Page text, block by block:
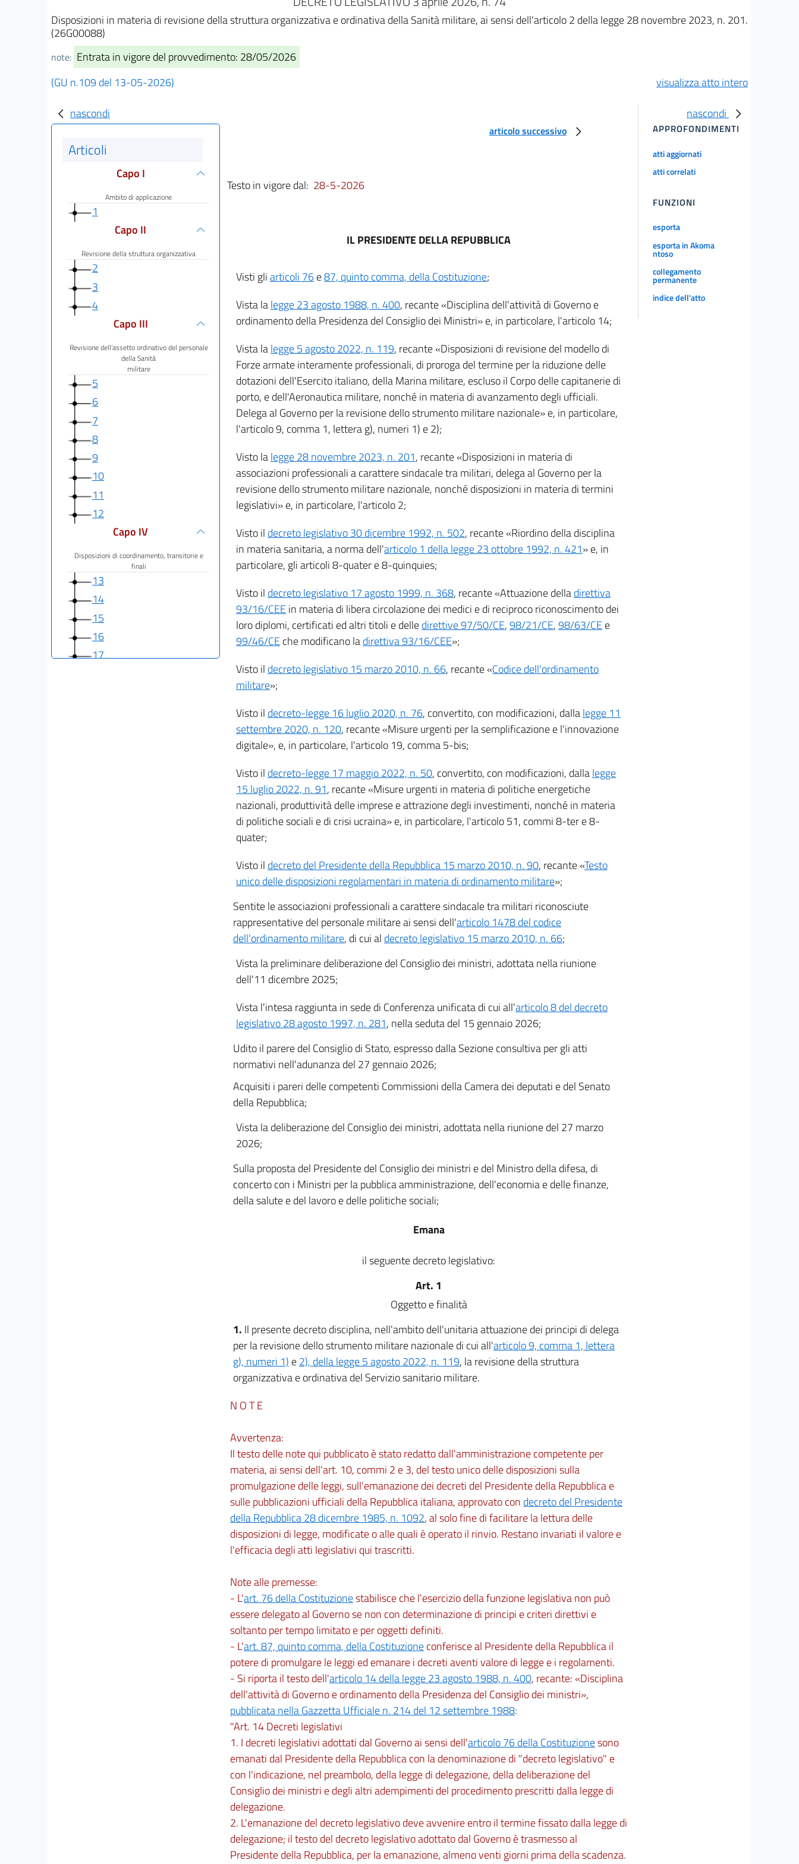
Disposizioni in materia di revisione della struttura organizzativa e ordinativa della Sanità militare, ai sensi dell'articolo 2 della legge 28 novembre 2023, n. 201.
(26G00088)
note: Entrata in vigore del provvedimento: 28/05/2026
(GU n.109 del 13-05-2026)
visualizza atto intero
nascondi
Articoli
Capo I
Ambito di applicazione
1
Capo II
Revisione della struttura organizzativa
2
3
4
Capo III
Revisione dell'assetto ordinativo del personale
della Sanità
militare
5
6
7
8
9
10
11
12
Capo IV
Disposizioni di coordinamento, transitorie e
finali
13
14
15
16
17
articolo successivo
Testo in vigore dal: 28-5-2026
IL PRESIDENTE DELLA REPUBBLICA
Visti gliarticoli 76e87, quinto comma, della Costituzione;
Vista lalegge 23 agosto 1988, n. 400, recante «Disciplina dell'attività di Governo e
ordinamento della Presidenza del Consiglio dei Ministri» e, in particolare, l'articolo 14;
Vista lalegge 5 agosto 2022, n. 119, recante «Disposizioni di revisione del modello di
Forze armate interamente professionali, di proroga del termine per la riduzione delle
dotazioni dell'Esercito italiano, della Marina militare, escluso il Corpo delle capitanerie di
porto, e dell'Aeronautica militare, nonché in materia di avanzamento degli ufficiali.
Delega al Governo per la revisione dello strumento militare nazionale» e, in particolare,
l'articolo 9, comma 1, lettera g), numeri 1) e 2);
Visto lalegge 28 novembre 2023, n. 201, recante «Disposizioni in materia di
associazioni professionali a carattere sindacale tra militari, delega al Governo per la
revisione dello strumento militare nazionale, nonché disposizioni in materia di termini
legislativi» e, in particolare, l'articolo 2;
Visto il decreto legislativo 30 dicembre 1992, n. 502, recante «Riordino della disciplina
in materia sanitaria, a norma dell'articolo 1 della legge 23 ottobre 1992, n. 421» e, in
particolare, gli articoli 8-quater e 8-quinquies;
Visto il decreto legislativo 17 agosto 1999, n. 368, recante «Attuazione delladirettiva
93/16/CEE in materia di libera circolazione dei medici e di reciproco riconoscimento dei
loro diplomi, certificati ed altri titoli e delledirettive 97/50/CE,98/21/CE,98/63/CE e
99/46/CE che modificano ladirettiva 93/16/CEE»;
Visto il decreto legislativo 15 marzo 2010, n. 66, recante «Codice dell'ordinamento
militare»;
Visto il decreto-legge 16 luglio 2020, n. 76, convertito, con modificazioni, dallalegge 11
settembre 2020, n. 120, recante «Misure urgenti per la semplificazione e l'innovazione
digitale», e, in particolare, l'articolo 19, comma 5-bis;
Visto il decreto-legge 17 maggio 2022, n. 50, convertito, con modificazioni, dallalegge
15 luglio 2022, n. 91, recante «Misure urgenti in materia di politiche energetiche
nazionali, produttività delle imprese e attrazione degli investimenti, nonché in materia
di politiche sociali e di crisi ucraina» e, in particolare, l'articolo 51, commi 8-ter e 8-
quater;
Visto il decreto del Presidente della Repubblica 15 marzo 2010, n. 90, recante «Testo
unico delle disposizioni regolamentari in materia di ordinamento militare»;
Sentite le associazioni professionali a carattere sindacale tra militari riconosciute
rappresentative del personale militare ai sensi dell'articolo 1478 del codice
dell'ordinamento militare, di cui al decreto legislativo 15 marzo 2010, n. 66;
Vista la preliminare deliberazione del Consiglio dei ministri, adottata nella riunione
dell'11 dicembre 2025;
Vista l'intesa raggiunta in sede di Conferenza unificata di cui all'articolo 8 del decreto
legislativo 28 agosto 1997, n. 281, nella seduta del 15 gennaio 2026;
Udito il parere del Consiglio di Stato, espresso dalla Sezione consultiva per gli atti
normativi nell'adunanza del 27 gennaio 2026;
Acquisiti i pareri delle competenti Commissioni della Camera dei deputati e del Senato
della Repubblica;
Vista la deliberazione del Consiglio dei ministri, adottata nella riunione del 27 marzo
2026;
Sulla proposta del Presidente del Consiglio dei ministri e del Ministro della difesa, di
concerto con i Ministri per la pubblica amministrazione, dell'economia e delle finanze,
della salute e del lavoro e delle politiche sociali;
Emana
il seguente decreto legislativo:
Art. 1
Oggetto e finalità
1. Il presente decreto disciplina, nell'ambito dell'unitaria attuazione dei principi di delega
per la revisione dello strumento militare nazionale di cui all'articolo 9, comma 1, lettera
g), numeri 1) e2), della legge 5 agosto 2022, n. 119, la revisione della struttura
organizzativa e ordinativa del Servizio sanitario militare.
N O T E
Avvertenza:
Il testo delle note qui pubblicato è stato redatto dall'amministrazione competente per
materia, ai sensi dell'art. 10, commi 2 e 3, del testo unico delle disposizioni sulla
promulgazione delle leggi, sull'emanazione dei decreti del Presidente della Repubblica e
sulle pubblicazioni ufficiali della Repubblica italiana, approvato con decreto del Presidente
della Repubblica 28 dicembre 1985, n. 1092, al solo fine di facilitare la lettura delle
disposizioni di legge, modificate o alle quali è operato il rinvio. Restano invariati il valore e
l'efficacia degli atti legislativi qui trascritti.
Note alle premesse:
- L'art. 76 della Costituzionestabilisce che l'esercizio della funzione legislativa non può
essere delegato al Governo se non con determinazione di principi e criteri direttivi e
soltanto per tempo limitato e per oggetti definiti.
- L'art. 87, quinto comma, della Costituzioneconferisce al Presidente della Repubblica il
potere di promulgare le leggi ed emanare i decreti aventi valore di legge e i regolamenti.
- Si riporta il testo dell'articolo 14 della legge 23 agosto 1988, n. 400, recante: «Disciplina
dell'attività di Governo e ordinamento della Presidenza del Consiglio dei ministri»,
pubblicata nella Gazzetta Ufficiale n. 214 del 12 settembre 1988:
"Art. 14 Decreti legislativi
1. I decreti legislativi adottati dal Governo ai sensi dell'articolo 76 della Costituzionesono
emanati dal Presidente della Repubblica con la denominazione di "decreto legislativo" e
con l'indicazione, nel preambolo, della legge di delegazione, della deliberazione del
Consiglio dei ministri e degli altri adempimenti del procedimento prescritti dalla legge di
delegazione.
2. L'emanazione del decreto legislativo deve avvenire entro il termine fissato dalla legge di
delegazione; il testo del decreto legislativo adottato dal Governo è trasmesso al
Presidente della Repubblica, per la emanazione, almeno venti giorni prima della scadenza.
nascondi
APPROFONDIMENTI
atti aggiornati
atti correlati
FUNZIONI
esporta
esporta in Akoma
ntoso
collegamento
permanente
indice dell'atto